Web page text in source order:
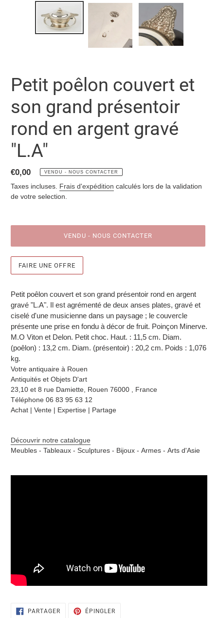
Petit poêlon couvert et
son grand présentoir
rond en argent gravé
"L.A"
Prix
normal
€0,00 VENDU - NOUS CONTACTER
Taxes incluses. Frais d'expédition calculés lors de la validation
de votre selection.
VENDU - NOUS CONTACTER
FAIRE UNE OFFRE
produit
à
votre
sélection
Petit poêlon couvert et son grand présentoir rond en argent
gravé "L.A". Il est agrémenté de deux anses plates, gravé et
ciselé d'une musicienne dans un paysage ; le couvercle
présente une prise en fondu à décor de fruit. Poinçon Minerve.
M.O Viton et Delon. Petit choc. Haut. : 11,5 cm. Diam.
(poêlon) : 13,2 cm. Diam. (présentoir) : 20,2 cm. Poids : 1,076
kg.
Votre antiquaire à Rouen
Antiquités et Objets D'art
23,10 et 8 rue Damiette, Rouen 76000 , France
Téléphone 06 83 95 63 12
Achat | Vente | Expertise | Partage
Découvrir notre catalogue
Meubles - Tableaux - Sculptures - Bijoux - Armes - Arts d'Asie
PARTAGERPARTAGERÉPINGLER